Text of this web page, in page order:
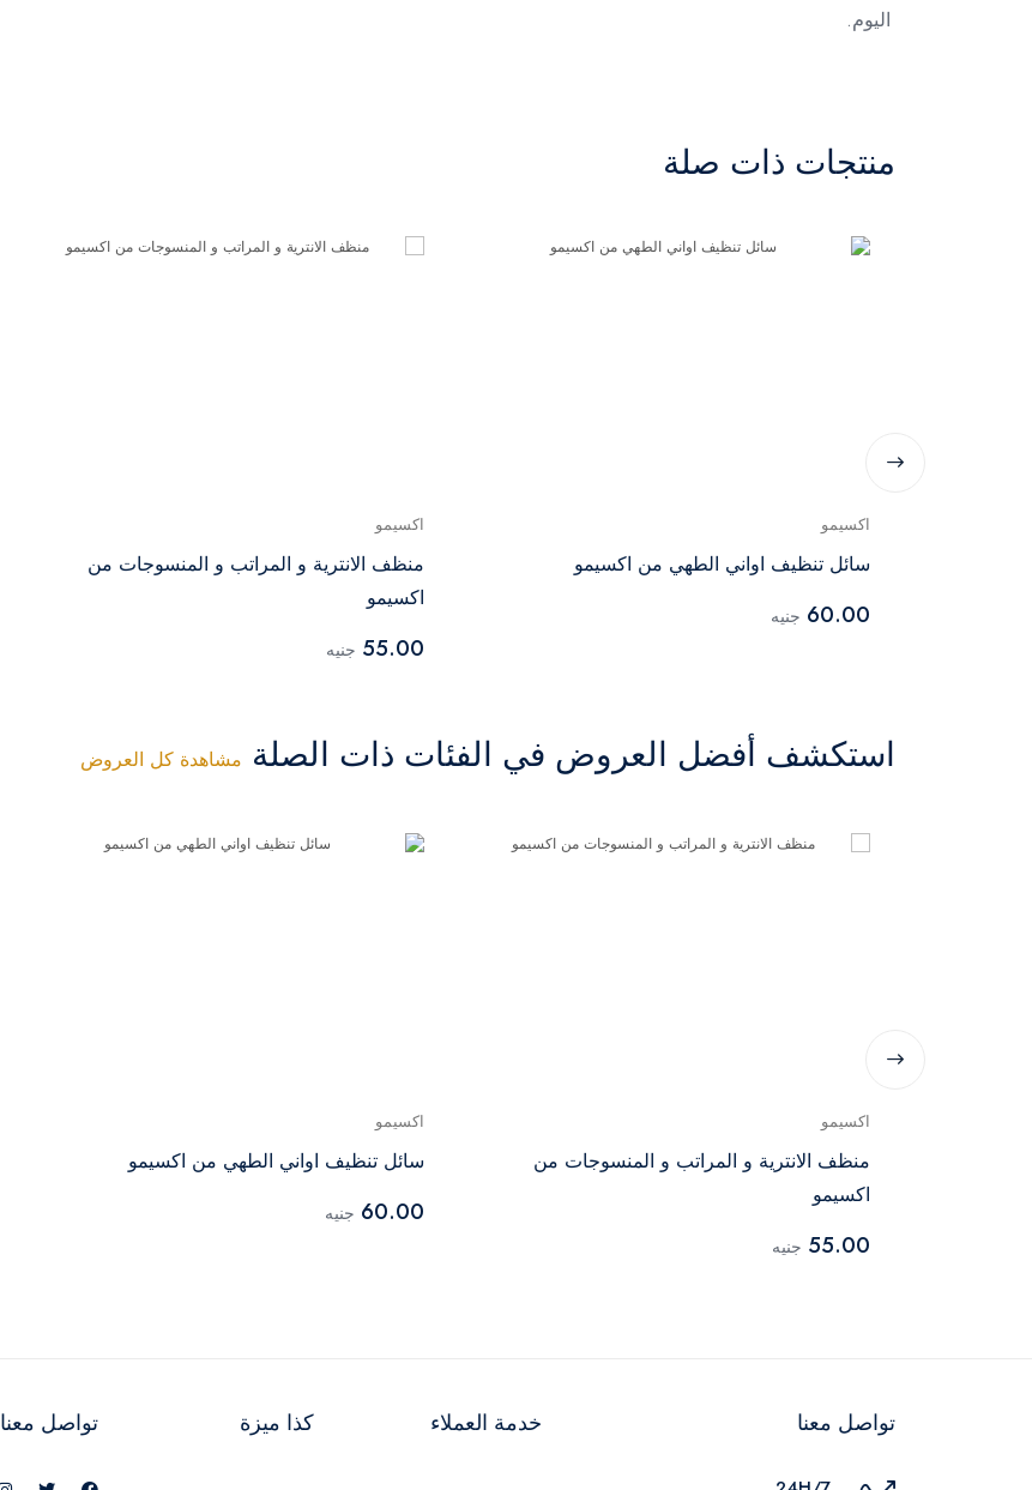
اليوم.
منتجات ذات صلة
اكسيمو
سائل تنظيف اواني الطهي من اكسيمو
60.00 جنيه
اكسيمو
منظف الانترية و المراتب و المنسوجات من
اكسيمو
55.00 جنيه
استكشف أفضل العروض في الفئات ذات الصلة مشاهدة كل العروض
اكسيمو
منظف الانترية و المراتب و المنسوجات من
اكسيمو
55.00 جنيه
اكسيمو
سائل تنظيف اواني الطهي من اكسيمو
60.00 جنيه
تواصل معنا خدمة العملاء كذا ميزة تواصل معنا